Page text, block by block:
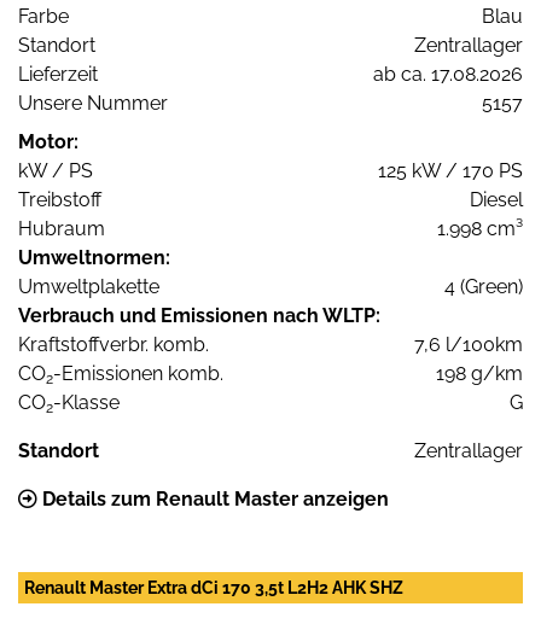
Farbe
Blau
Standort
Zentrallager
Lieferzeit
ab ca. 17.08.2026
Unsere Nummer
5157
Motor:
kW / PS
125 kW / 170 PS
Treibstoff
Diesel
Hubraum
1.998 cm³
Umweltnormen:
Umweltplakette
4 (Green)
Verbrauch und Emissionen nach WLTP:
Kraftstoffverbr. komb.
7,6 l/100km
CO2-Emissionen komb.
198 g/km
CO2-Klasse G
Standort Zentrallager
Details zum Renault Master anzeigen
Renault Master Extra dCi 170 3,5t L2H2 AHK SHZ